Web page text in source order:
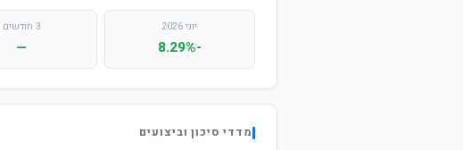
יוני 2026
-8.29%
3 חודשים
—
מדדי סיכון וביצועים